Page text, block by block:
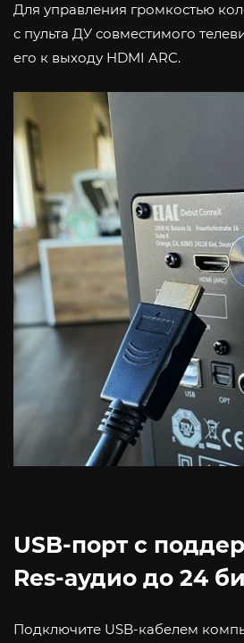
Для управления громкостью
с пульта ДУ совместимого
его к выходу HDMI ARC.
USB-порт с
Res-аудио до 24
Подключите USB-кабелем